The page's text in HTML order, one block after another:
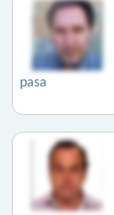
pasa